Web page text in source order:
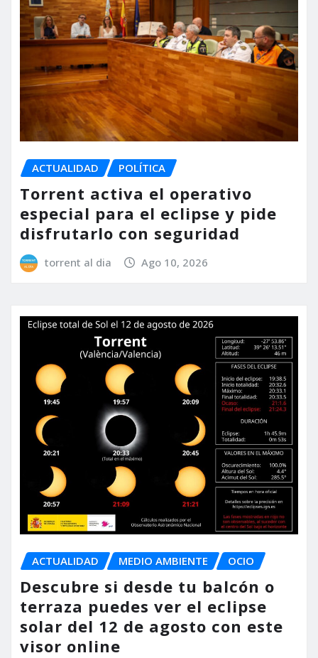
ACTUALIDAD POLÍTICA
Torrent activa el operativo
especial para el eclipse y pide
disfrutarlo con seguridad
torrent al dia Ago 10, 2026
ACTUALIDAD MEDIO AMBIENTE OCIO
Descubre si desde tu balcón o
terraza puedes ver el eclipse
solar del 12 de agosto con este
visor online